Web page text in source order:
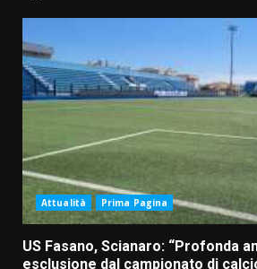
Attualità Prima Pagina
US Fasano, Scianaro: “Profonda
esclusione dal campionato di